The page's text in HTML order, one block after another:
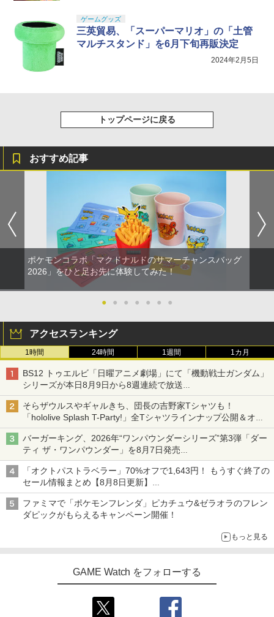
ゲームグッズ
三英貿易、「スーパーマリオ」の「土管
マルチスタンド」を6月下旬再販決定
2024年2月5日
トップページに戻る
おすすめ記事
ポケモンコラボ「マクドナルドのサマーチャンスバッグ
2026」をひと足お先に体験してみた！
● ● ● ● ● ● ●
アクセスランキング
1時間 24時間 1週間 1カ月
BS12 トゥエルビ「日曜アニメ劇場」にて「機動戦士ガンダム」
シリーズが本日8月9日から8週連続で放送
初回は「機動戦士ガンダム【HDリマスター版】」
そらザウルスやギャルきち、団長の吉野家Tシャツも！
「hololive Splash T-Party!」全Tシャツラインナップ公開＆オン
ライン販売開始
バーガーキング、2026年“ワンパウンダーシリーズ”第3弾「ダー
ティ ザ・ワンパウンダー」を8月7日発売
「特製ガーリックマヨソース」を使用した超大型チーズバーガー
「オクトパストラベラー」70%オフで1,643円！ もうすぐ終了の
セール情報まとめ【8月8日更新】
ニンテンドーeショップでは「大神 絶景版」が67%オフで990円
ファミマで「ポケモンフレンダ」ピカチュウ&ゼラオラのフレン
ダピックがもらえるキャンペーン開催！
もっと見る
GAME Watch をフォローする